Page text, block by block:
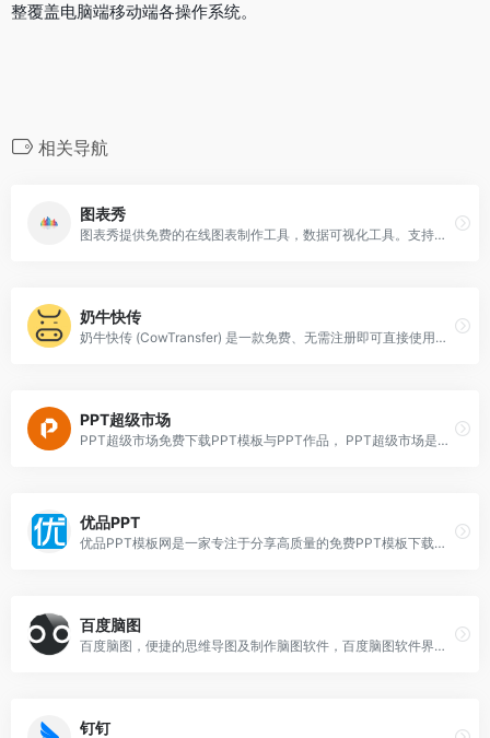
整覆盖电脑端移动端各操作系统。
相关导航
图表秀
图表秀提供免费的在线图表制作工具，数据可视化工具。支持自由布局与联动交互分析，操作简单，支持动态交互的高级数据可视化分析图表的制作，图表秀商城提供高颜值、高专业图表
奶牛快传
奶牛快传 (CowTransfer) 是一款免费、无需注册即可直接使用的网页端大文件临时传输网盘服务，奶牛快传网页版官网登录后无需注册即可传输文件，它提供了网页版…
PPT超级市场
PPT超级市场免费下载PPT模板与PPT作品， PPT超级市场是一个免费的PPT模板下载网站，提供免费模板、免费PPT定制、PPT教程、PPT工具，点击下载就能直接
优品PPT
优品PPT模板网是一家专注于分享高质量的免费PPT模板下载网站，包括图表、背景图片、素材、教程等各类PPT模板相关资源。优品ppt官网汇集海量精美的幻灯片模板素材
百度脑图
百度脑图，便捷的思维导图及制作脑图软件，百度脑图软件界面简洁，主题可以改变，支持在线上直接创建、保存并分享用户的思路。百度脑图免安装，支持导出为PNG图片、svg
钉钉